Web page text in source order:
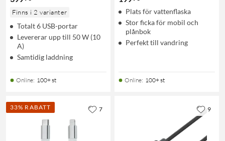
Finns i 2 varianter
Totalt 6 USB-portar
Levererar upp till 50 W (10
A)
Samtidig laddning
Online: 100+ st
Plats för vattenflaska
Stor ficka för mobil och
plånbok
Perfekt till vandring
Online: 100+ st
33% RABATT 7 9